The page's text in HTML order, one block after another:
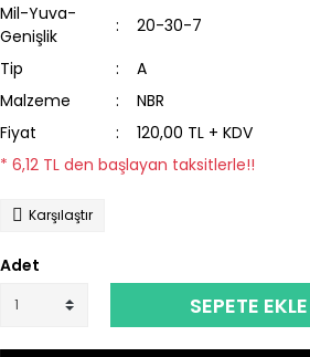
Mil-Yuva-
Genişlik
20-30-7
Tip
A
Malzeme
NBR
Fiyat
120,00 TL + KDV
* 6,12 TL den başlayan taksitlerle!!
Karşılaştır
Adet
SEPETE EKLE